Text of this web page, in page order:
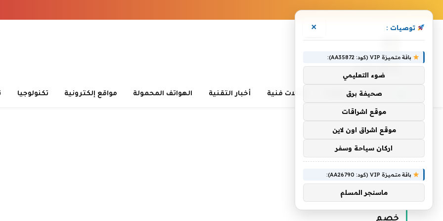
أخبار مقالات مقالات فنية أخبار التقنية الهواتف المحمولة مواقع إلكترونية تكنولوجيا
» خصم
توصيات : ×
باقة متميزة VIP (كود: AA35872):
ضوء التعليمي
صحيفة برق
موقع اشراقات
موقع اشراق اون لاين
اركان سياحة وسفر
باقة متميزة VIP (كود: AA26790):
ماسنجر المسلم